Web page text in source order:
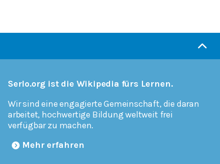
Serlo.org ist die Wikipedia fürs Lernen.
Wir sind eine engagierte Gemeinschaft, die daran
arbeitet, hochwertige Bildung weltweit frei
verfügbar zu machen.
Mehr erfahren